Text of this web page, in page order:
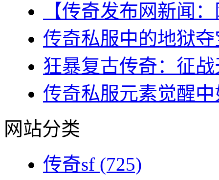
【传奇发布网新闻
传奇私服中的地狱
狂暴复古传奇：征
传奇私服元素觉醒
网站分类
传奇sf (725)